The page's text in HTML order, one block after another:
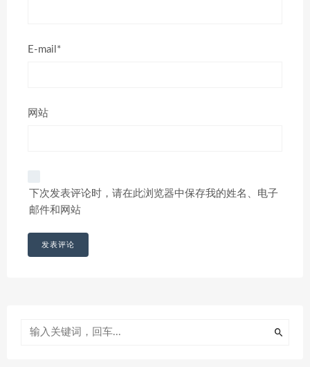
E-mail*
网站
下次发表评论时，请在此浏览器中保存我的姓名、电子
邮件和网站